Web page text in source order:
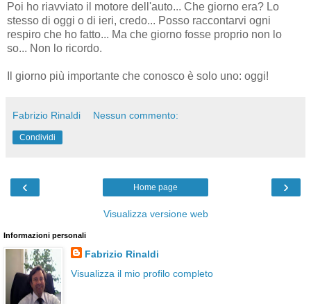
Poi ho riavviato il motore dell'auto... Che giorno era? Lo
stesso di oggi o di ieri, credo... Posso raccontarvi ogni
respiro che ho fatto... Ma che giorno fosse proprio non lo
so... Non lo ricordo.
Il giorno più importante che conosco è solo uno: oggi!
Fabrizio Rinaldi Nessun commento:
Condividi
‹ ›
Home page
Visualizza versione web
Informazioni personali
Fabrizio Rinaldi
Visualizza il mio profilo completo